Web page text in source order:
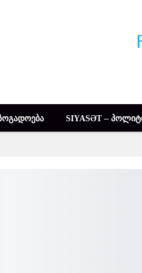
SIYASƏT –